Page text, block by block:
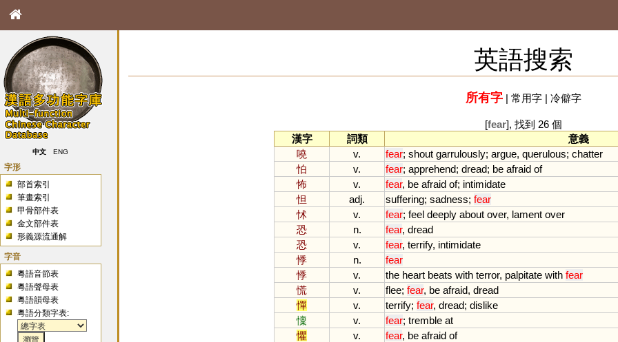
中文 ENG
字形
部首索引
筆畫索引
甲骨部件表
金文部件表
形義源流通解
字音
粵語音節表
粵語聲母表
粵語韻母表
粵語分類字表:
英語搜索
所有字| 常用字| 冷僻字
[fear], 找到 26 個
漢字
詞類
意義
嘵
v. fear; shout garrulously; argue, querulous; chatter
怕
v. fear; apprehend; dread; be afraid of
怖
v. fear, be afraid of; intimidate
怛
adj. suffering; sadness; fear
怵
v. fear; feel deeply about over, lament over
恐
n. fear, dread
恐
v. fear, terrify, intimidate
悸
n.
fear
悸
v. the heart beats with terror, palpitate with fear
慌
v. flee; fear, be afraid, dread
憚
v. terrify; fear, dread; dislike
懍
v. fear; tremble at
懼
v. fear, be afraid of